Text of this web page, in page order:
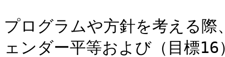
プログラムや方針を考える
ェンダー平等および（目標